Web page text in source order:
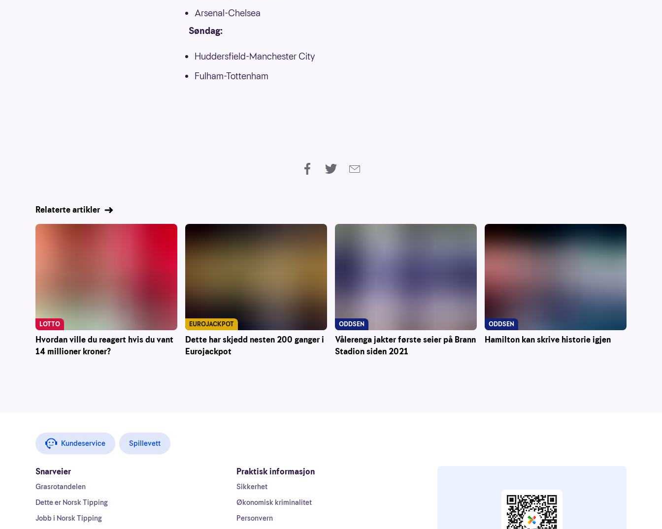
Arsenal-Chelsea
Søndag:
Huddersfield-Manchester City
Fulham-Tottenham
Relaterte artikler
Hvordan ville du reagert hvis du vant
14 millioner kroner?
LOTTO
Dette har skjedd nesten 200 ganger i
Eurojackpot
EUROJACKPOT
Vålerenga jakter første seier på Brann
Stadion siden 2021
ODDSEN
Hamilton kan skrive historie igjen
ODDSEN
Kundeservice Spillevett
Snarveier
Grasrotandelen
Dette er Norsk Tipping
Jobb i Norsk Tipping
Praktisk informasjon
Sikkerhet
Økonomisk kriminalitet
Personvern